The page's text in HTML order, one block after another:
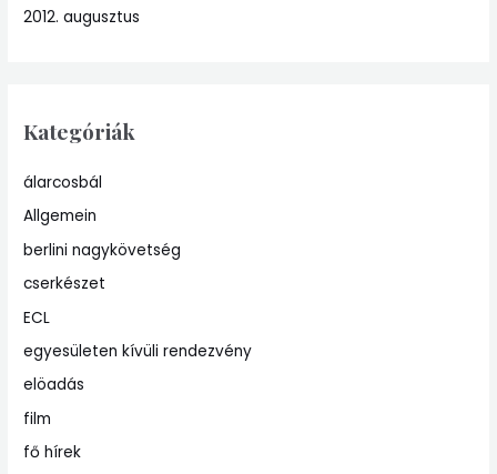
2012. augusztus
Kategóriák
álarcosbál
Allgemein
berlini nagykövetség
cserkészet
ECL
egyesületen kívüli rendezvény
elöadás
film
fő hírek